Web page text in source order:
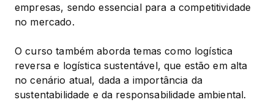
empresas, sendo essencial para a competitividade
no mercado.
O curso também aborda temas como logística
reversa e logística sustentável, que estão em alta
no cenário atual, dada a importância da
sustentabilidade e da responsabilidade ambiental.